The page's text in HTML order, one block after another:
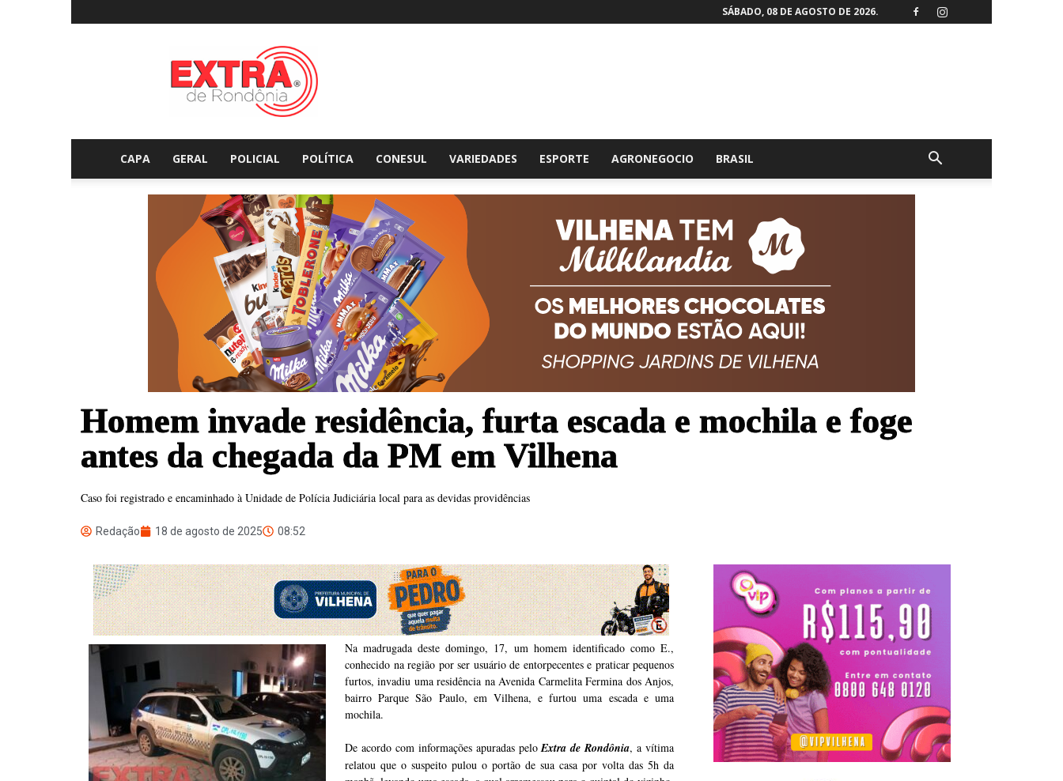
SÁBADO, 08 DE AGOSTO DE 2026.
Extraderondonia.com.br
CAPA GERAL POLICIAL POLÍTICA CONESUL VARIEDADES ESPORTE AGRONEGOCIO BRASIL
Homem invade residência, furta escada e mochila e foge
antes da chegada da PM em Vilhena
Caso foi registrado e encaminhado à Unidade de Polícia Judiciária local para as devidas providências
Redação 18 de agosto de 2025 08:52
Na madrugada deste domingo, 17, um homem identificado como E.,
conhecido na região por ser usuário de entorpecentes e praticar pequenos
furtos, invadiu uma residência na Avenida Carmelita Fermina dos Anjos,
bairro Parque São Paulo, em Vilhena, e furtou uma escada e uma
mochila.
De acordo com informações apuradas peloExtra de Rondônia, a vítima
relatou que o suspeito pulou o portão de sua casa por volta das 5h da